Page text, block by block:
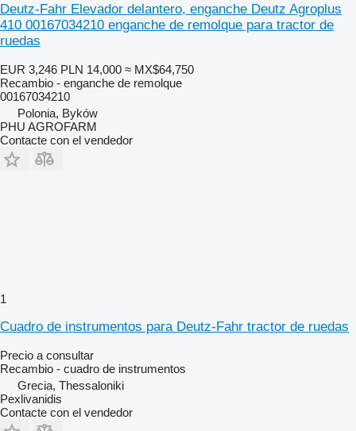
Deutz-Fahr Elevador delantero, enganche Deutz Agroplus
410 00167034210 enganche de remolque para tractor de
ruedas
EUR 3,246 PLN 14,000 ≈ MX$64,750
Recambio - enganche de remolque
00167034210
Polonia, Byków
PHU AGROFARM
Contacte con el vendedor
1
Cuadro de instrumentos para Deutz-Fahr tractor de ruedas
Precio a consultar
Recambio - cuadro de instrumentos
Grecia, Thessaloniki
Pexlivanidis
Contacte con el vendedor